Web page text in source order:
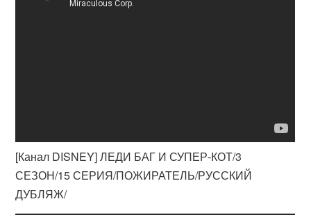
[Канал DISNEY] ЛЕДИ БАГ И СУПЕР-КОТ/3
СЕЗОН/15 СЕРИЯ/ПОЖИРАТЕЛЬ/РУССКИЙ
ДУБЛЯЖ/